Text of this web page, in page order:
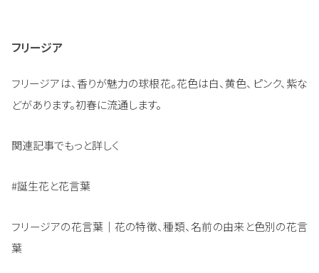
フリージア
フリージアは、香りが魅力の球根花。花色は白、黄色、ピンク、紫な
どがあります。初春に流通します。
関連記事でもっと詳しく
#誕生花と花言葉
フリージアの花言葉｜花の特徴、種類、名前の由来と色別の花言
葉